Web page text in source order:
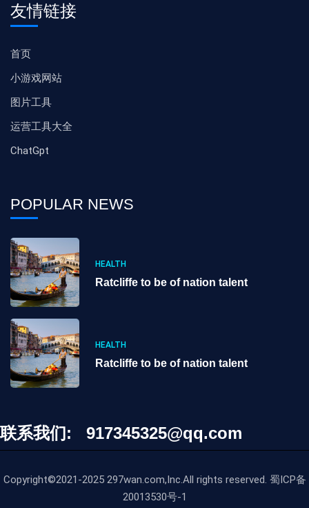
友情链接
首页
小游戏网站
图片工具
运营工具大全
ChatGpt
POPULAR NEWS
HEALTH
Ratcliffe to be of nation talent
HEALTH
Ratcliffe to be of nation talent
联系我们: 917345325@qq.com
Copyright©2021-2025 297wan.com,Inc.All rights reserved. 蜀ICP备
20013530号-1